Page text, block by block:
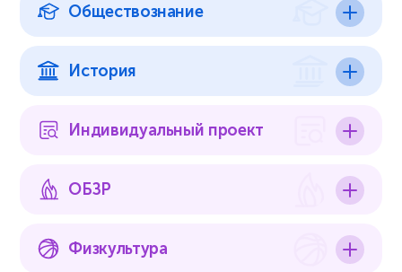
Обществознание
История
Индивидуальный проект
ОБЗР
Физкультура